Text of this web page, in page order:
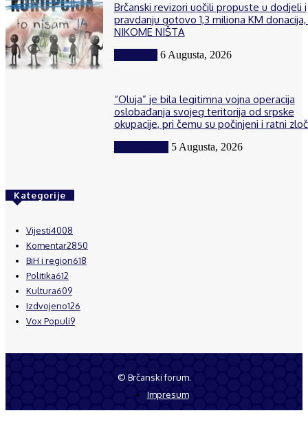
Brčanski revizori uočili propuste u dodjeli i
pravdanju gotovo 1,3 miliona KM donacija,
NIKOME NIŠTA
6 Augusta, 2026
“Oluja” je bila legitimna vojna operacija
oslobađanja svojeg teritorija od srpske
okupacije, pri čemu su počinjeni i ratni
5 Augusta, 2026
Kategorije
Vijesti4008
Komentar2850
BiH i region618
Politika612
Kultura609
Izdvojeno126
Vox Populi9
© Brčanski forum.
Impresum